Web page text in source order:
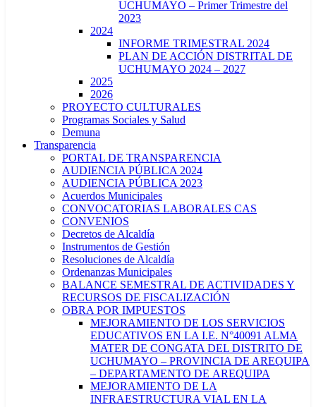
UCHUMAYO – Primer Trimestre del
2023
2024
INFORME TRIMESTRAL 2024
PLAN DE ACCIÓN DISTRITAL DE
UCHUMAYO 2024 – 2027
2025
2026
PROYECTO CULTURALES
Programas Sociales y Salud
Demuna
Transparencia
PORTAL DE TRANSPARENCIA
AUDIENCIA PÚBLICA 2024
AUDIENCIA PÚBLICA 2023
Acuerdos Municipales
CONVOCATORIAS LABORALES CAS
CONVENIOS
Decretos de Alcaldía
Instrumentos de Gestión
Resoluciones de Alcaldía
Ordenanzas Municipales
BALANCE SEMESTRAL DE ACTIVIDADES Y
RECURSOS DE FISCALIZACIÓN
OBRA POR IMPUESTOS
MEJORAMIENTO DE LOS SERVICIOS
EDUCATIVOS EN LA I.E. N°40091 ALMA
MATER DE CONGATA DEL DISTRITO DE
UCHUMAYO – PROVINCIA DE AREQUIPA
– DEPARTAMENTO DE AREQUIPA
MEJORAMIENTO DE LA
INFRAESTRUCTURA VIAL EN LA